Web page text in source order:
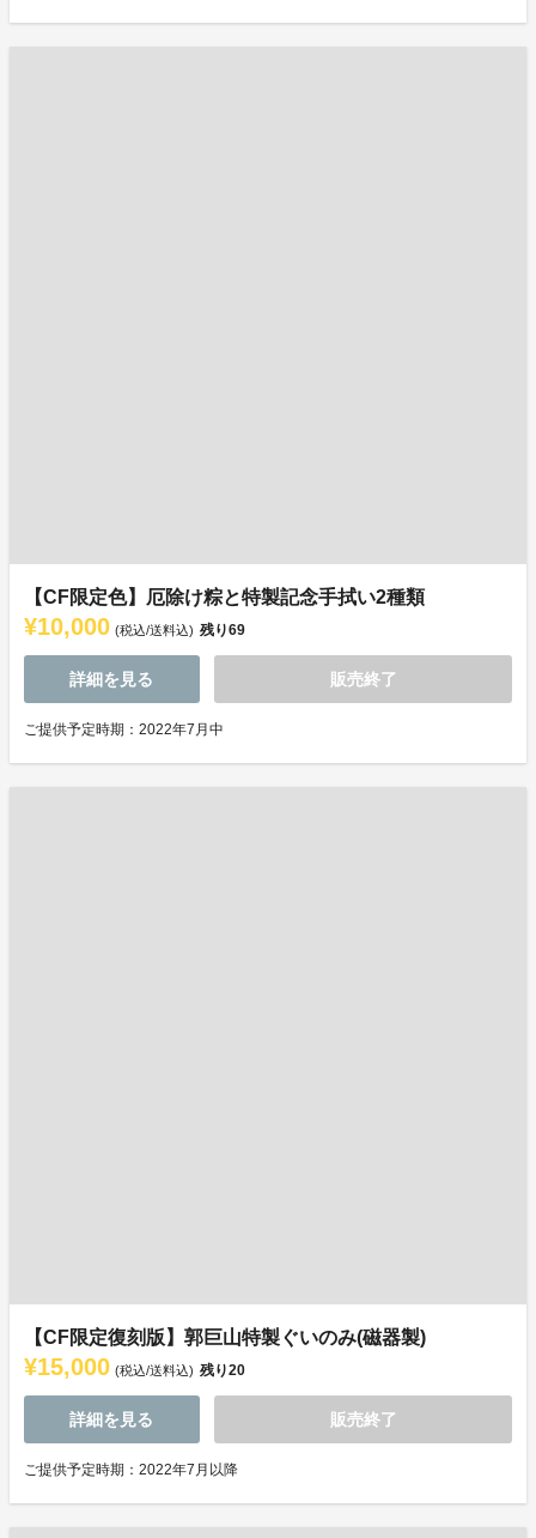
【CF限定色】厄除け粽と特製記念手拭い2種類
¥10,000 (税込/送料込) 残り69
詳細を見る 販売終了
ご提供予定時期：2022年7月中
【CF限定復刻版】郭巨山特製ぐいのみ(磁器製)
¥15,000 (税込/送料込) 残り20
詳細を見る 販売終了
ご提供予定時期：2022年7月以降